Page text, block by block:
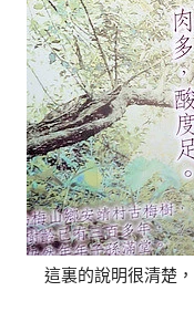
這裏的說明很清楚